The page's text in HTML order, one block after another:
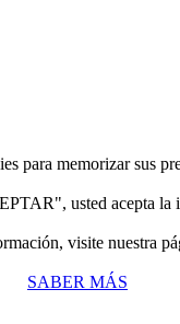
para memorizar sus
usted acepta la
visite nuestra
SABER MÁS